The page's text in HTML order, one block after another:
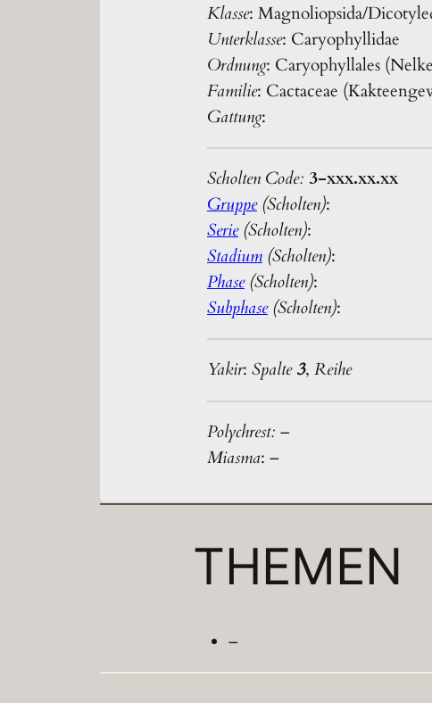
Klasse: Magnoliopsida/
Unterklasse: Caryophyllidae
Ordnung: Caryophyllales
Familie: Cactaceae
Gattung:
Scholten Code: 3-xxx.xx.xx
Gruppe(Scholten):
Serie(Scholten):
Stadium (Scholten):
Phase(Scholten):
Subphase (Scholten):
Yakir: Spalte3, Reihe
Polychrest: –
Miasma: –
THEMEN
–